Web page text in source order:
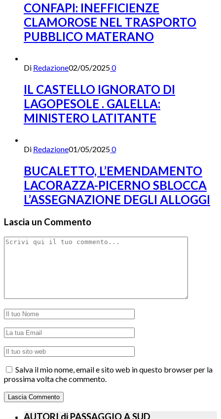
CONFAPI: INEFFICIENZE
CLAMOROSE NEL TRASPORTO
PUBBLICO MATERANO
Di Redazione02/05/20250
IL CASTELLO IGNORATO DI
LAGOPESOLE . GALELLA:
MINISTERO LATITANTE
Di Redazione01/05/20250
BUCALETTO, L’EMENDAMENTO
LACORAZZA-PICERNO SBLOCCA
L’ASSEGNAZIONE DEGLI ALLOGGI
Lascia un Commento
Salva il mio nome, email e sito web in questo browser per la
prossima volta che commento.
AUTORI di PASSAGGIO A SUD